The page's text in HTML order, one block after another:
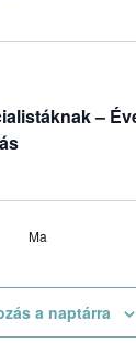
–
Ma
a naptárra